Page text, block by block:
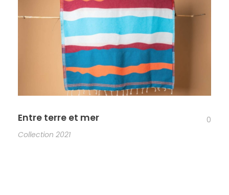
Entre terre et mer
0
Collection 2021